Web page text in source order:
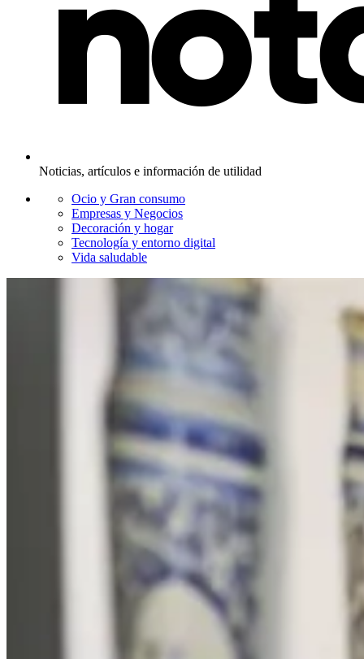
Noticias, artículos e información de utilidad
Ocio y Gran consumo
Empresas y Negocios
Decoración y hogar
Tecnología y entorno digital
Vida saludable